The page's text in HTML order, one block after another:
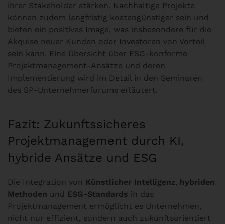
ihrer Stakeholder stärken. Nachhaltige Projekte
können zudem langfristig kostengünstiger sein und
bieten ein positives Image, was insbesondere für die
Akquise neuer Kunden oder Investoren von Vorteil
sein kann. Eine Übersicht über ESG-konforme
Projektmanagement-Ansätze und deren
Implementierung wird im Detail in den Seminaren
des SP-Unternehmerforums erläutert.
Fazit: Zukunftssicheres
Projektmanagement durch KI,
hybride Ansätze und ESG
Die Integration von Künstlicher Intelligenz, hybriden
Methoden und ESG-Standards in das
Projektmanagement ermöglicht es Unternehmen,
nicht nur effizient, sondern auch zukunftsorientiert